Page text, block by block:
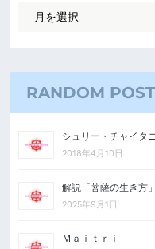
RANDOM
シュリー・チャイタ
2018年4月10日
解説「菩薩の生き方
2025年9月1日
Ｍａｉｔｒｉ